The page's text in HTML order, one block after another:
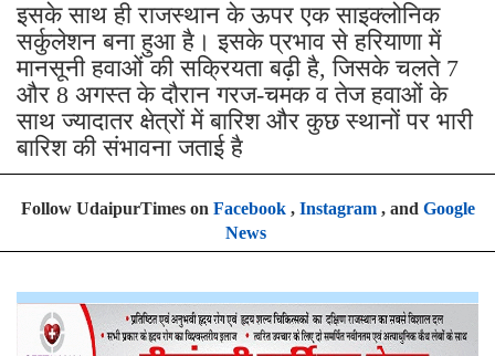
इसके साथ ही राजस्थान के ऊपर एक साइक्लोनिक
सर्कुलेशन बना हुआ है। इसके प्रभाव से हरियाणा में
मानसूनी हवाओं की सक्रियता बढ़ी है, जिसके चलते 7
और 8 अगस्त के दौरान गरज-चमक व तेज हवाओं के
साथ ज्यादातर क्षेत्रों में बारिश और कुछ स्थानों पर भारी
बारिश की संभावना जताई है
Follow UdaipurTimes on Facebook, Instagram, and Google
News